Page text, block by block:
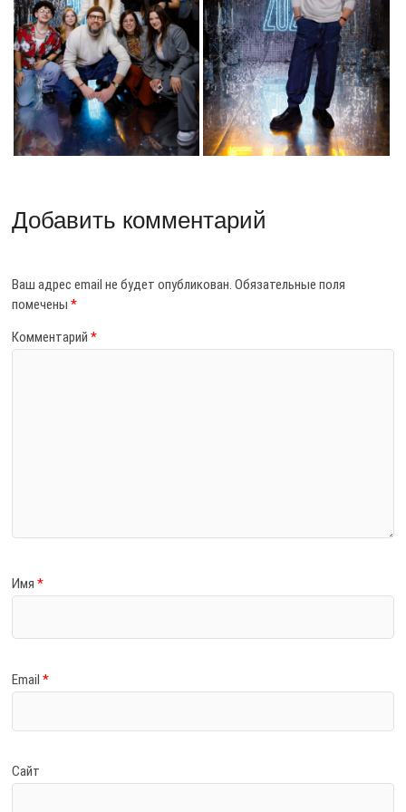
Добавить комментарий
Ваш адрес email не будет опубликован. Обязательные поля
помечены*
Комментарий*
Имя*
Email*
Сайт